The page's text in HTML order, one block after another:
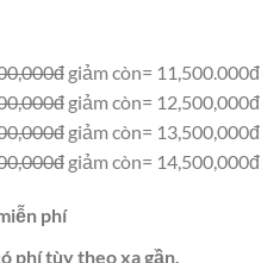
giảm còn= 11,500.000đ
giảm còn= 12,500,000đ
giảm còn= 13,500,000đ
giảm còn= 14,500,000đ
phí
phí tùy theo xa gần.